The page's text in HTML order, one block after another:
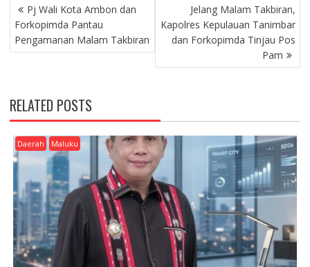
O
S
T
V
I
G
A
T
O
N
Pj Wali Kota Ambon dan
Forkopimda Pantau
Pengamanan Malam Takbiran
Jelang Malam Takbiran,
Kapolres Kepulauan Tanimbar
dan Forkopimda Tinjau Pos
Pam
RELATED POSTS
Daerah Maluku